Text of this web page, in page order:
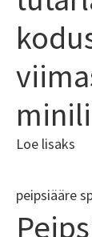
Loe lisaks
peipsiääre